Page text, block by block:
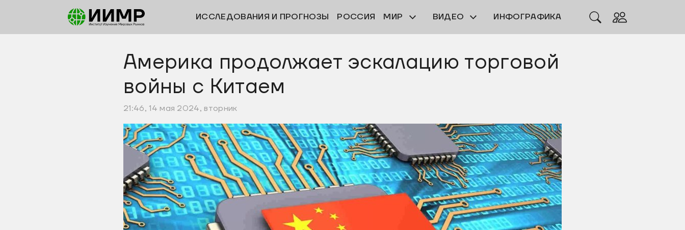
ИССЛЕДОВАНИЯ И ПРОГНОЗЫ РОССИЯ МИР ВИДЕО ИНФОГРАФИКА
Америка продолжает эскалацию торговой
войны с Китаем
21:46, 14 мая 2024, вторник